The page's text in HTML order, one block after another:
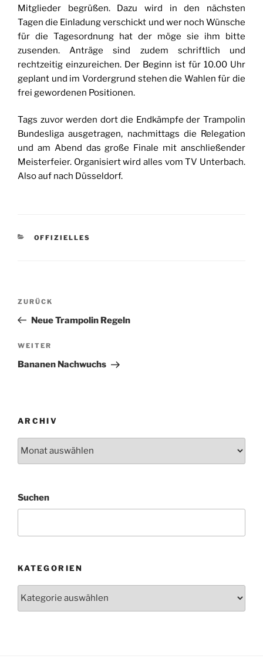
Mitglieder begrüßen. Dazu wird in den nächsten
Tagen die Einladung verschickt und wer noch Wünsche
für die Tagesordnung hat der möge sie ihm bitte
zusenden. Anträge sind zudem schriftlich und
rechtzeitig einzureichen. Der Beginn ist für 10.00 Uhr
geplant und im Vordergrund stehen die Wahlen für die
frei gewordenen Positionen.
Tags zuvor werden dort die Endkämpfe der Trampolin
Bundesliga ausgetragen, nachmittags die Relegation
und am Abend das große Finale mit anschließender
Meisterfeier. Organisiert wird alles vom TV Unterbach.
Also auf nach Düsseldorf.
KATEGORIEN
OFFIZIELLES
Beitragsnavigation
Vorheriger
Beitrag
ZURÜCK
Neue Trampolin Regeln
Nächster
Beitrag
WEITER
Bananen Nachwuchs
ARCHIV
Suchen
KATEGORIEN